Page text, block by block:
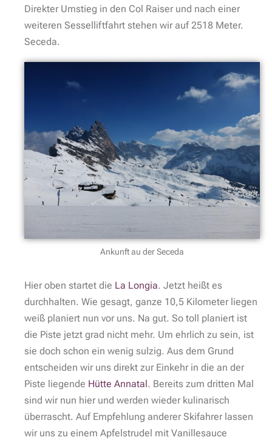
Direkter Umstieg in den Col Raiser und nach einer
weiteren Sesselliftfahrt stehen wir auf 2518 Meter.
Seceda.
Ankunft au der Seceda
Hier oben startet die La Longia. Jetzt heißt es
durchhalten. Wie gesagt, ganze 10,5 Kilometer liegen
weiß planiert nun vor uns. Na gut. So toll planiert ist
die Piste jetzt grad nicht mehr. Um ehrlich zu sein, ist
sie doch schon ein wenig sulzig. Aus dem Grund
entscheiden wir uns direkt zur Einkehr in die an der
Piste liegende Hütte Annatal . Bereits zum dritten Mal
sind wir nun hier und werden wieder kulinarisch
überrascht. Auf Empfehlung anderer Skifahrer lassen
wir uns zu einem Apfelstrudel mit Vanillesauce